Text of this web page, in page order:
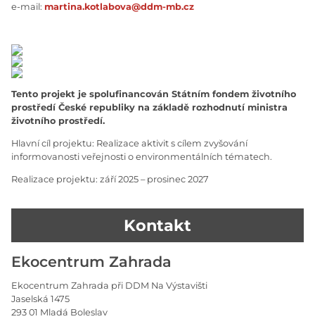
e-mail: martina.kotlabova@ddm-mb.cz
Tento projekt je spolufinancován Státním fondem životního
prostředí České republiky na základě rozhodnutí ministra
životního prostředí.
Hlavní cíl projektu: Realizace aktivit s cílem zvyšování
informovanosti veřejnosti o environmentálních tématech.
Realizace projektu: září 2025 – prosinec 2027
Kontakt
Ekocentrum Zahrada
Ekocentrum Zahrada při DDM Na Výstavišti
Jaselská 1475
293 01 Mladá Boleslav